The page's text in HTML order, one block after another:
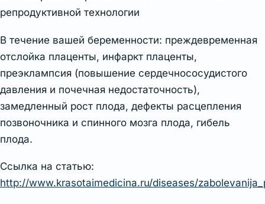
репродуктивной технологии
В течение вашей беременности: преждевременная
отслойка плаценты, инфаркт плаценты,
преэклампсия (повышение сердечнососудистого
давления и почечная недостаточность),
замедленный рост плода, дефекты расцепления
позвоночника и спинного мозга плода, гибель
плода.
Ссылка на статью:
http://www.krasotaimedicina.ru/diseases/